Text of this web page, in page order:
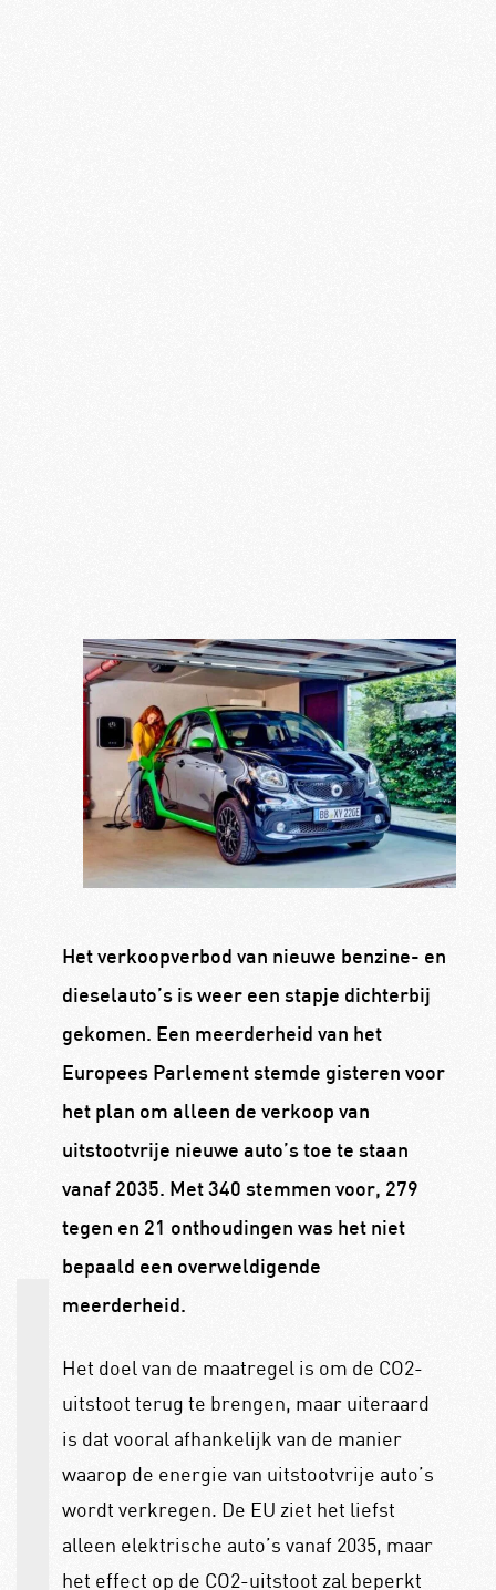
Het verkoopverbod van nieuwe benzine- en
dieselauto’s is weer een stapje dichterbij
gekomen. Een meerderheid van het
Europees Parlement stemde gisteren voor
het plan om alleen de verkoop van
uitstootvrije nieuwe auto’s toe te staan
vanaf 2035. Met 340 stemmen voor, 279
tegen en 21 onthoudingen was het niet
bepaald een overweldigende
meerderheid.
Het doel van de maatregel is om de CO2-
uitstoot terug te brengen, maar uiteraard
is dat vooral afhankelijk van de manier
waarop de energie van uitstootvrije auto’s
wordt verkregen. De EU ziet het liefst
alleen elektrische auto’s vanaf 2035, maar
het effect op de CO2-uitstoot zal beperkt